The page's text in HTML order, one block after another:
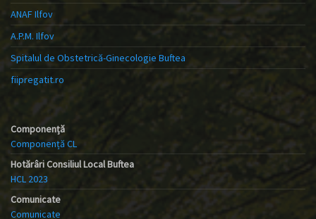
ANAF Ilfov
A.P.M. Ilfov
Spitalul de Obstetrică-Ginecologie Buftea
fiipregatit.ro
Componență
Componență CL
Hotărâri Consiliul Local Buftea
HCL 2023
Comunicate
Comunicate